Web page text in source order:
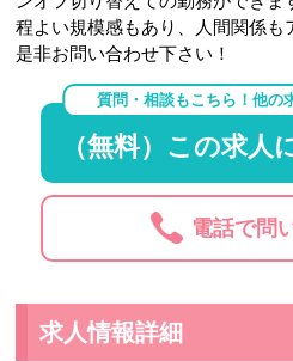
程よい規模感もあり、人間関係も
是非お問い合わせ下さい！
質問・相談もこちら！他の
（無料）この求人
電話で問
求人情報詳細